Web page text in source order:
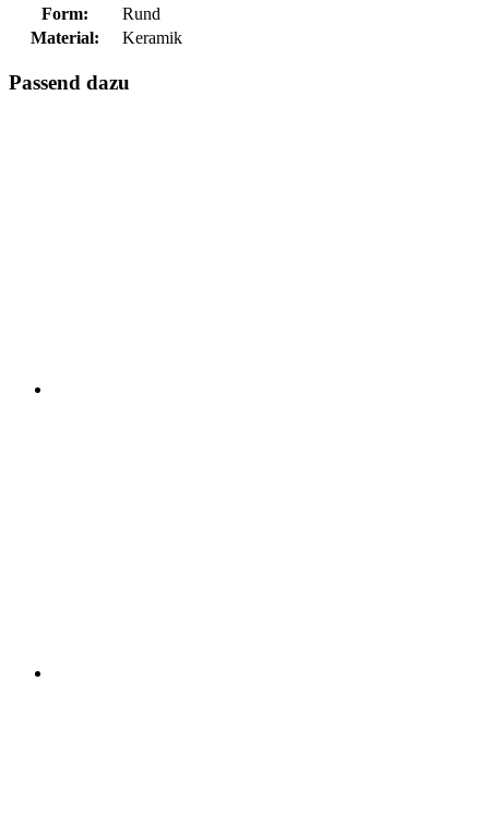
Form:
Rund
Material:
Keramik
Passend dazu